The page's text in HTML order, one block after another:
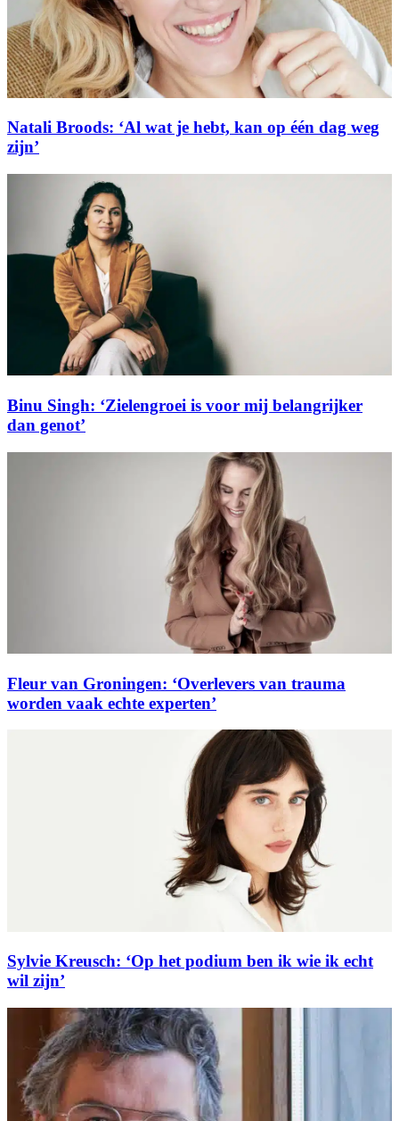
Natali Broods: ‘Al wat je hebt, kan op één dag weg
zijn’
Binu Singh: ‘Zielengroei is voor mij belangrijker
dan genot’
Fleur van Groningen: ‘Overlevers van trauma
worden vaak echte experten’
Sylvie Kreusch: ‘Op het podium ben ik wie ik echt
wil zijn’